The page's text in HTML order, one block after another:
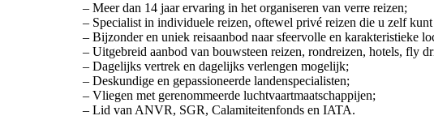
– Meer dan 14 jaar ervaring in het organiseren van verre reizen;
– Specialist in individuele reizen, oftewel privé reizen die u zelf kunt
– Bijzonder en uniek reisaanbod naar sfeervolle en karakteristieke
– Uitgebreid aanbod van bouwsteen reizen, rondreizen, hotels, fly
– Dagelijks vertrek en dagelijks verlengen mogelijk;
– Deskundige en gepassioneerde landenspecialisten;
– Vliegen met gerenommeerde luchtvaartmaatschappijen;
– Lid van ANVR, SGR, Calamiteitenfonds en IATA.